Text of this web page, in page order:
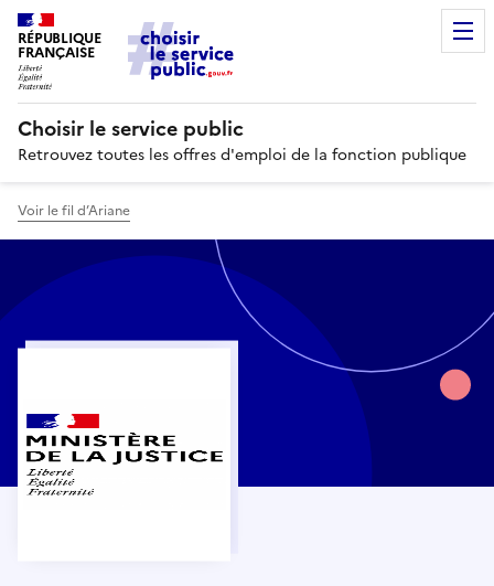
RÉPUBLIQUE
FRANÇAISE
Choisir le service public
Retrouvez toutes les offres d'emploi de la fonction publique
Voir le fil d’Ariane